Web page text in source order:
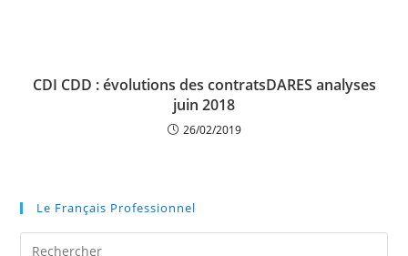
CDI CDD : évolutions des contratsDARES analyses
juin 2018
26/02/2019
Le Français Professionnel